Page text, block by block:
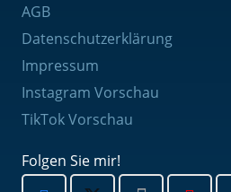
AGB
Datenschutzerklärung
Impressum
Instagram Vorschau
TikTok Vorschau
Folgen Sie mir!